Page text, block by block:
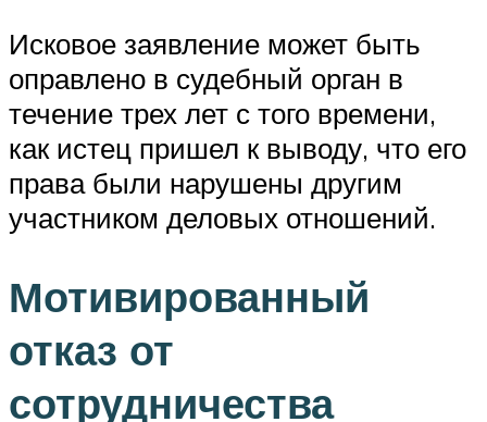
Исковое заявление может быть
оправлено в судебный орган в
течение трех лет с того времени,
как истец пришел к выводу, что его
права были нарушены другим
участником деловых отношений.
Мотивированный
отказ от
сотрудничества